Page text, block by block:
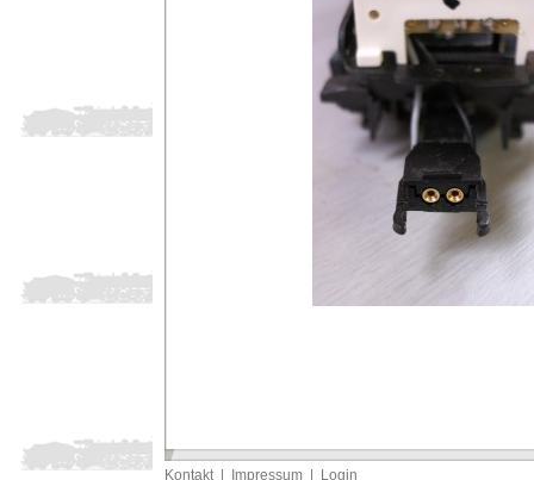
Kontakt| Impressum| Login